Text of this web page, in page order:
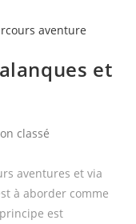
et
classé
aventures et via
à aborder comme
est